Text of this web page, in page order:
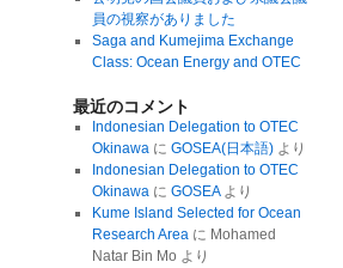
員の視察がありました
Saga and Kumejima Exchange
Class: Ocean Energy and OTEC
最近のコメント
Indonesian Delegation to OTEC
Okinawaに GOSEA(日本語)より
Indonesian Delegation to OTEC
Okinawaに GOSEAより
Kume Island Selected for Ocean
Research Areaに Mohamed
Natar Bin Mo より